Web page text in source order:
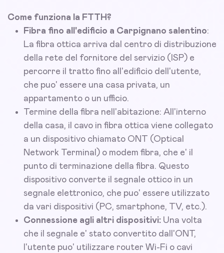
Come funziona la FTTH?
Fibra fino all'edificio a Carpignano salentino:
La fibra ottica arriva dal centro di distribuzione
della rete del fornitore del servizio (ISP) e
percorre il tratto fino all'edificio dell'utente,
che puo' essere una casa privata, un
appartamento o un ufficio.
Termine della fibra nell'abitazione: All'interno
della casa, il cavo in fibra ottica viene collegato
a un dispositivo chiamato ONT (Optical
Network Terminal) o modem fibra, che e' il
punto di terminazione della fibra. Questo
dispositivo converte il segnale ottico in un
segnale elettronico, che puo' essere utilizzato
da vari dispositivi (PC, smartphone, TV, etc.).
Connessione agli altri dispositivi: Una volta
che il segnale e' stato convertito dall'ONT,
l'utente puo' utilizzare router Wi-Fi o cavi